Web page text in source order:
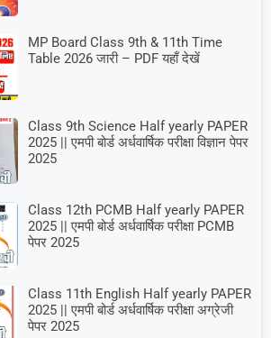
MP Board Class 9th & 11th Time
Table 2026 जारी – PDF यहाँ देखें
Class 9th Science Half yearly PAPER
2025 || एमपी बोर्ड अर्धवार्षिक परीक्षा विज्ञान पेपर
2025
Class 12th PCMB Half yearly PAPER
2025 || एमपी बोर्ड अर्धवार्षिक परीक्षा PCMB
पेपर 2025
Class 11th English Half yearly PAPER
2025 || एमपी बोर्ड अर्धवार्षिक परीक्षा अग्रेजी
पेपर 2025